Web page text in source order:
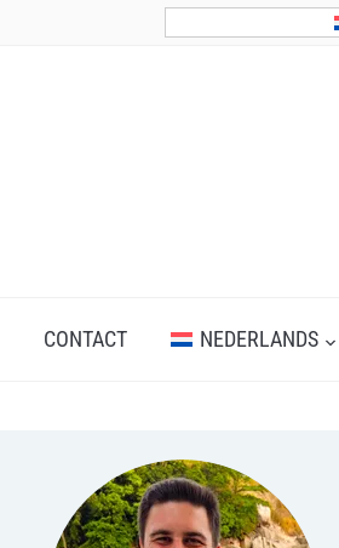
CONTACT NEDERLANDS